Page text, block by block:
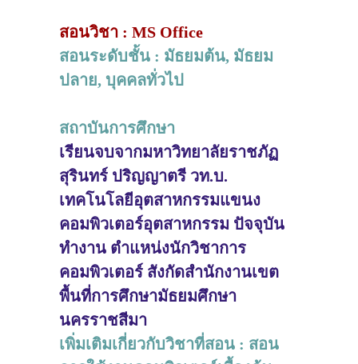
สอนวิชา : MS Office
สอนระดับชั้น : มัธยมต้น, มัธยม
ปลาย, บุคคลทั่วไป
สถาบันการศึกษา
เรียนจบจากมหาวิทยาลัยราชภัฏ
สุรินทร์ ปริญญาตรี วท.บ.
เทคโนโลยีอุตสาหกรรมแขนง
คอมพิวเตอร์อุตสาหกรรม ปัจจุบัน
ทำงาน ตำแหน่งนักวิชาการ
คอมพิวเตอร์ สังกัดสำนักงานเขต
พื้นที่การศึกษามัธยมศึกษา
นครราชสีมา
เพิ่มเติมเกี่ยวกับวิชาที่สอน : สอน